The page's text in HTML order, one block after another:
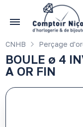
CNHB Perçage
BOULE ø 4
A OR FIN
Gérer les